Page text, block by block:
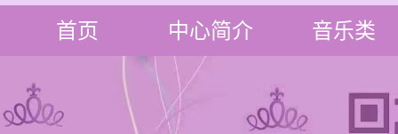
首页 中心简介 音乐类